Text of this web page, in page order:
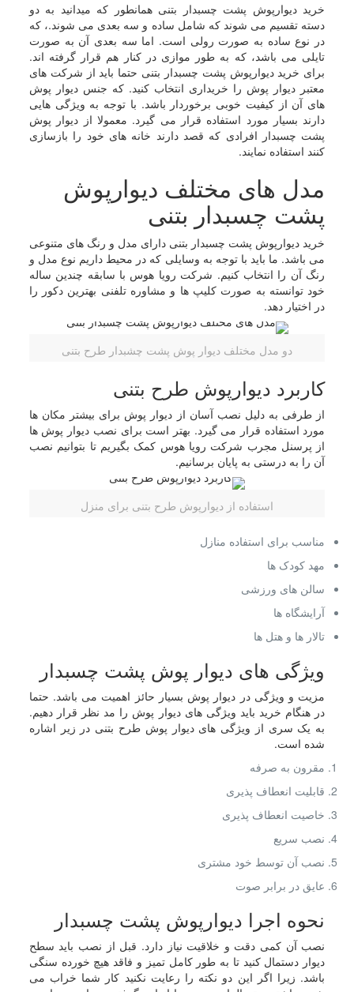
خرید دیوارپوش پشت چسبدار بتنی همانطور که میدانید به دو
دسته تقسیم می شوند که شامل ساده و سه بعدی می شوند.، که
در نوع ساده به صورت رولی است. اما سه بعدی آن به صورت
تایلی می باشد، که به طور موازی در کنار هم قرار گرفته اند.
برای خرید دیوارپوش پشت چسبدار بتنی حتما باید از شرکت های
معتبر دیوار پوش را خریداری انتخاب کنید. که جنس دیوار پوش
های آن از کیفیت خوبی برخوردار باشد. با توجه به ویژگی هایی
دارند بسیار مورد استفاده قرار می گیرد. معمولا از دیوار پوش
پشت چسبدار افرادی که قصد دارند خانه های خود را بازسازی
کنند استفاده نمایند.
مدل های مختلف دیوارپوش
پشت چسبدار بتنی
خرید دیوارپوش پشت چسبدار بتنی دارای مدل و رنگ های متنوعی
می باشد. ما باید با توجه به وسایلی که در محیط داریم نوع مدل و
رنگ آن را انتخاب کنیم. شرکت رویا هوس با سابقه چندین ساله
خود توانسته به صورت کلیپ ها و مشاوره تلفنی بهترین دکور را
در اختیار دهد.
دو مدل مختلف دیوار پوش پشت چشبدار طرح بتنی
کاربرد دیوارپوش طرح بتنی
از طرفی به دلیل نصب آسان از دیوار پوش برای بیشتر مکان ها
مورد استفاده قرار می گیرد. بهتر است برای نصب دیوار پوش ها
از پرسنل مجرب شرکت رویا هوس کمک بگیریم تا بتوانیم نصب
آن را به درستی به پایان برسانیم.
استفاده از دیوارپوش طرح بتنی برای منزل
مناسب برای استفاده منازل
مهد کودک ها
سالن های ورزشی
آرایشگاه ها
تالار ها و هتل ها
ویژگی های دیوار پوش پشت چسبدار
مزیت و ویژگی در دیوار پوش بسیار حائز اهمیت می باشد. حتما
در هنگام خرید باید ویژگی های دیوار پوش را مد نظر قرار دهیم.
به یک سری از ویژگی های دیوار پوش طرح بتنی در زیر اشاره
شده است.
مقرون به صرفه
قابلیت انعطاف پذیری
خاصیت انعطاف پذیری
نصب سریع
نصب آن توسط خود مشتری
عایق در برابر صوت
نحوه اجرا دیوارپوش پشت چسبدار
نصب آن کمی دقت و خلاقیت نیاز دارد. قبل از نصب باید سطح
دیوار دستمال کنید تا به طور کامل تمیز و فاقد هیچ خورده سنگی
باشد. زیرا اگر این دو نکته را رعایت نکنید کار شما خراب می